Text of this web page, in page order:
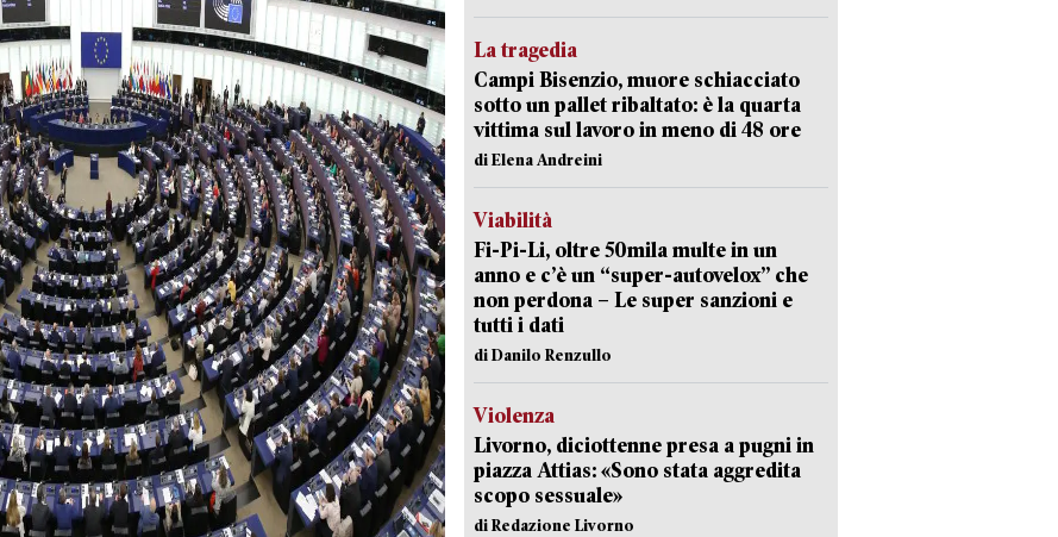
La tragedia
Campi Bisenzio, muore schiacciato
sotto un pallet ribaltato: è la quarta
vittima sul lavoro in meno di 48 ore
di Elena Andreini
Viabilità
Fi-Pi-Li, oltre 50mila multe in un
anno e c’è un “super-autovelox” che
non perdona – Le super sanzioni e
tutti i dati
di Danilo Renzullo
Violenza
Livorno, diciottenne presa a pugni in
piazza Attias: «Sono stata aggredita
scopo sessuale»
di Redazione Livorno